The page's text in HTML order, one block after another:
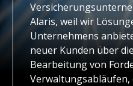
Alaris, weil wir
Unternehmens
neuer Kunden über
Bearbeitung von